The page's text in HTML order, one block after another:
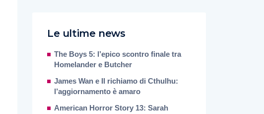
Le ultime news
The Boys 5: l’epico scontro finale tra
Homelander e Butcher
James Wan e Il richiamo di Cthulhu:
l’aggiornamento è amaro
American Horror Story 13: Sarah